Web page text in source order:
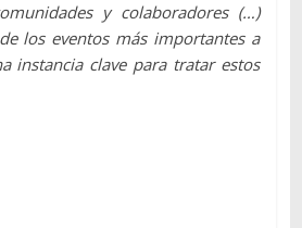
y colaboradores (…)
los eventos más importantes a
instancia clave para tratar estos